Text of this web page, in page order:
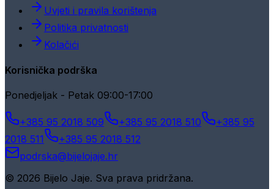
Uvjeti i pravila korištenja
Politika privatnosti
Kolačići
Korisnička podrška
Ponedjeljak - Petak 09:00-17:00
+385 95 2018 509 +385 95 2018 510
+385 95
2018 511
+385 95 2018 512
podrska@bijelojaje.hr
© 2026 Bijelo Jaje. Sva prava pridržana.